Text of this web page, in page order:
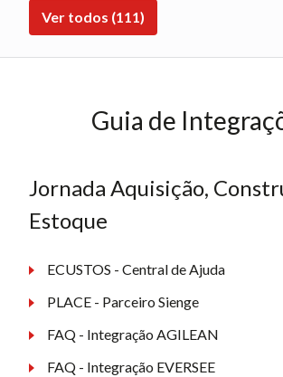
Ver todos (111)
Guia de
Jornada Aquisição,
Estoque
ECUSTOS - Central de Ajuda
PLACE - Parceiro Sienge
FAQ - Integração AGILEAN
FAQ - Integração EVERSEE